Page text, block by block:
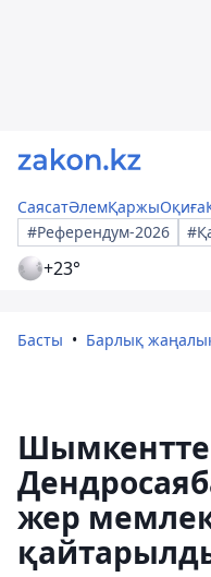
СаясатӘлемҚаржыОқиға
#Референдум-2026
+23°
Басты Барлық
жер